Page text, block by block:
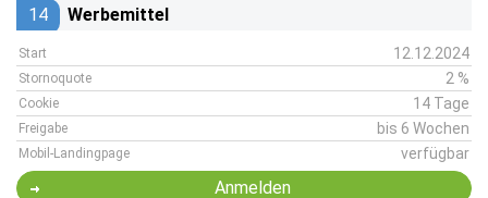
14 Werbemittel
Start 12.12.2024
Stornoquote 2 %
Cookie 14 Tage
Freigabe bis 6 Wochen
Mobil-Landingpage verfügbar
Anmelden